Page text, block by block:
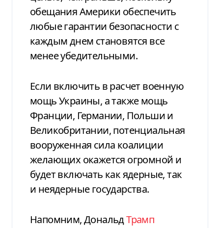
обещания Америки обеспечить
любые гарантии безопасности с
каждым днем ​​становятся все
менее убедительными.
Если включить в расчет военную
мощь Украины, а также мощь
Франции, Германии, Польши и
Великобритании, потенциальная
вооруженная сила коалиции
желающих окажется огромной и
будет включать как ядерные, так
и неядерные государства.
Напомним, ДональдТрамп